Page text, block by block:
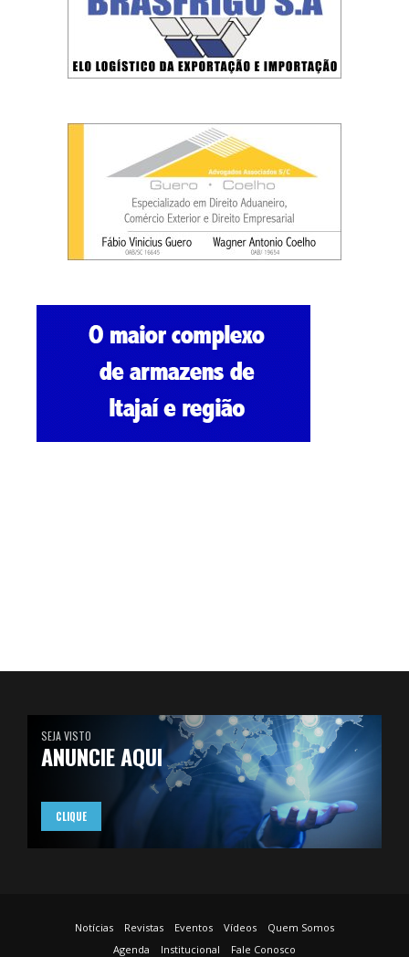
SEJA VISTO
ANUNCIE AQUI
CLIQUE
Notícias Revistas Eventos Vídeos
Quem Somos
Agenda
Institucional Fale Conosco